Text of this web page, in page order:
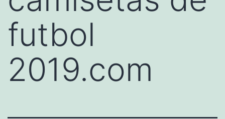
futbol
2019.com